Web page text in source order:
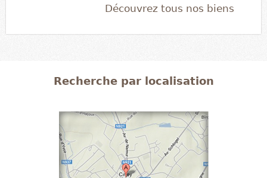
Découvrez tous nos biens
Recherche par localisation